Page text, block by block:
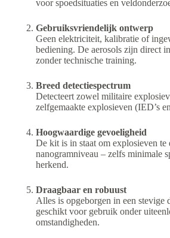
voor spoedsituaties en
Gebruiksvriendelijk ontwerp
Geen elektriciteit, kalibratie of
bediening. De aerosols zijn direct
zonder technische training.
Breed detectiespectrum
Detecteert zowel militaire
zelfgemaakte explosieven (IED’s
Hoogwaardige gevoeligheid
De kit is in staat om explosieven te
nanogramniveau – zelfs minimale
herkend.
Draagbaar en robuust
Alles is opgeborgen in een stevige
geschikt voor gebruik onder
omstandigheden.